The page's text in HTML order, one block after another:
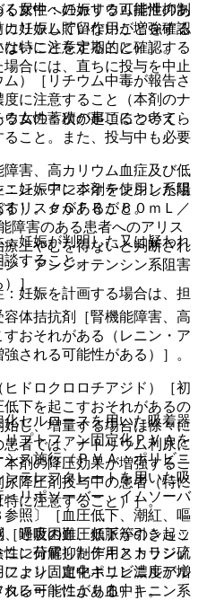
尿中へのカリウム排泄抑制
リウム貯留作用が増強する
特に注意すること）］。
）［リチウム中毒が報告さ
に注意すること（本剤のナ
ムの蓄積が起こると考えら
害、高カリウム血症及び低
ン・アンジオテンシン系阻
）。ｅＧＦＲが６０ｍＬ／
障害のある患者へのアリス
上やむを得ないと判断され
・アンジオテンシン系阻害
］。
体拮抗剤［腎機能障害、高
おそれがある（レニン・ア
される可能性がある）］。
ドロクロロチアジド）［初
下を起こすおそれがあるの
し、増量する場合は徐々に
者では、ナトリウム利尿に
剤の降圧効果が増強するこ
降圧剤投与中の患者（特に
に注意すること）］。
過度の血圧低下が引き起こ
ン分解抑制作用とカリジノ
より、血中キニン濃度が増
る可能性がある）］。
女性：妊娠する可能性のあ
妊娠していないことを確認
いことを定期的に確認する
合には、直ちに投与を中止
女性：次の事項について、
こと。また、投与中も必要
妊娠中に本剤を使用した場
リスクがあること。
妊娠が判明した又は疑われ
談すること。
妊娠を計画する場合は、担
セルロースを用いた吸着器
プトファン固定化ＰＶＡを
ス施行（ＰＶＡ：ポリビニ
テレフタレートを用いた吸
リポソーバー、イムソーバ
照〕［血圧低下、潮紅、嘔
呼吸困難、頻脈等のショッ
に荷電したデキストラン硫
ァン固定化ポリビニルアル
レートにより血中キニン系